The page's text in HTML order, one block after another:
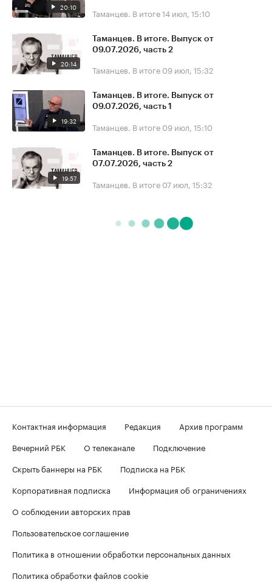
20:10 Таманцев. В итоге14 июл, 15:10
20:14
Таманцев. В итоге. Выпуск от
09.07.2026, часть 2
Таманцев. В итоге 09 июл, 15:32
19:32
Таманцев. В итоге. Выпуск от
09.07.2026, часть 1
Таманцев. В итоге 09 июл, 15:10
19:57
Таманцев. В итоге. Выпуск от
07.07.2026, часть 2
Таманцев. В итоге 07 июл, 15:32
Контактная информация Редакция
Архив программ
Вечерний РБК
О телеканале
Подключение
Скрыть баннеры на РБК
Подписка на РБК
Корпоративная подписка
Информация об ограничениях
О соблюдении авторских прав
Пользовательское соглашение
Политика в отношении обработки персональных данных
Политика обработки файлов cookie